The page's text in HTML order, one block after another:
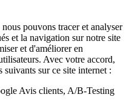
pouvons tracer et analyser
et la navigation sur notre site
et d'améliorer en
Avec votre accord,
suivants sur ce site internet :
Avis clients, A/B-Testing